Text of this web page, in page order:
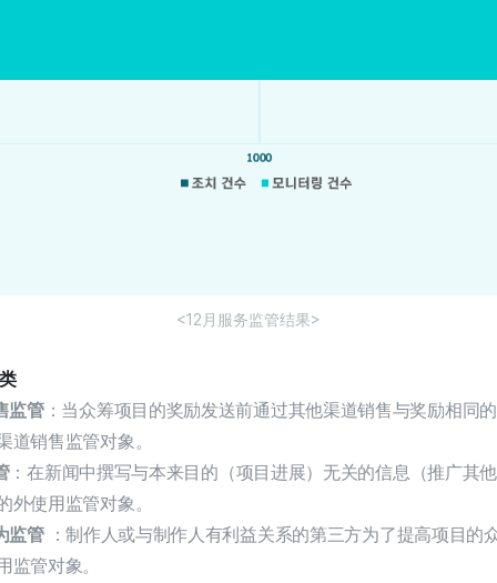
<12月服务监管结果>
监管：当众筹项目的奖励发送前通过其他渠道销售与奖励相同
道销售监管对象。
：在新闻中撰写与本来目的（项目进展）无关的信息（推广其
外使用监管对象。
监管 ：制作人或与制作人有利益关系的第三方为了提高项目的
监管对象。